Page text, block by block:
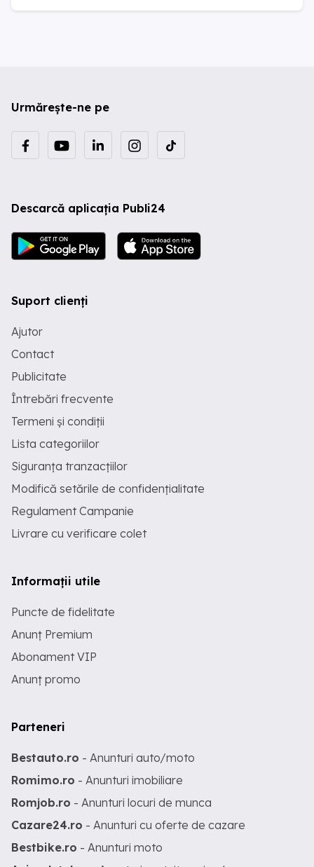
Urmărește-ne pe
Descarcă aplicația Publi24
Suport clienți
Ajutor
Contact
Publicitate
Întrebări frecvente
Termeni și condiții
Lista categoriilor
Siguranța tranzacțiilor
Modifică setările de confidențialitate
Regulament Campanie
Livrare cu verificare colet
Informații utile
Puncte de fidelitate
Anunț Premium
Abonament VIP
Anunț promo
Parteneri
Bestauto.ro - Anunturi auto/moto
Romimo.ro - Anunturi imobiliare
Romjob.ro - Anunturi locuri de munca
Cazare24.ro - Anunturi cu oferte de cazare
Bestbike.ro - Anunturi moto